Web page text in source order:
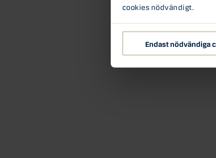
cookies nödvändigt.
Endast nödvändiga